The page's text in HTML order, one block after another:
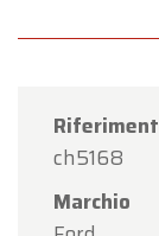
ch5168
Marchio
(Assunzione
lunedì 10
consueti
Lunedì 17